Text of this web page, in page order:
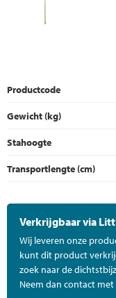
Productcode
Gewicht (kg)
Stahoogte
Transportlengte (cm)
Verkrijgbaar via
Wij leveren onze
kunt dit product
zoek naar de
Neem dan contact